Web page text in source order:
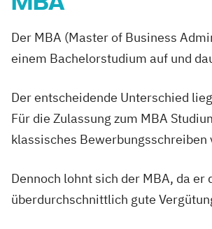
Der MBA (Master of Business
einem Bachelorstudium auf und
Der entscheidende Unterschied
Für die Zulassung zum MBA
klassisches
Dennoch lohnt sich der MBA, da
überdurchschnittlich gute